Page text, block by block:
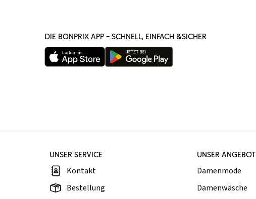
DIE BONPRIX APP – SCHNELL, EINFACH &SICHER
UNSER SERVICE
Kontakt
Bestellung
UNSER ANGEBOT
Damenmode
Damenwäsche